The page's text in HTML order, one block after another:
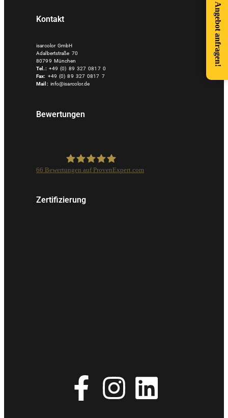
Kontakt
isarcolor GmbH
Adalbertstraße 70
80799 München
Tel.: +49 (0) 89 327 0817 0
Fax: +49 (0) 89 327 0817 7
Mail: info@isarcolor.de
Bewertungen
66 Bewertungen auf ProvenExpert.com
Zertifizierung
Angebot anfragen!